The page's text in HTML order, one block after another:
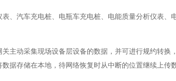
、汽车充电桩、电瓶车充电桩、电能质量分析仪表、
主动采集现场设备层设备的数据，并可进行规约转换
据存储在本地，待网络恢复时从中断的位置继续上传